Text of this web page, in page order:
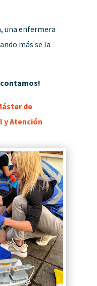
una enfermera
más se la
contamos!
de
y Atención